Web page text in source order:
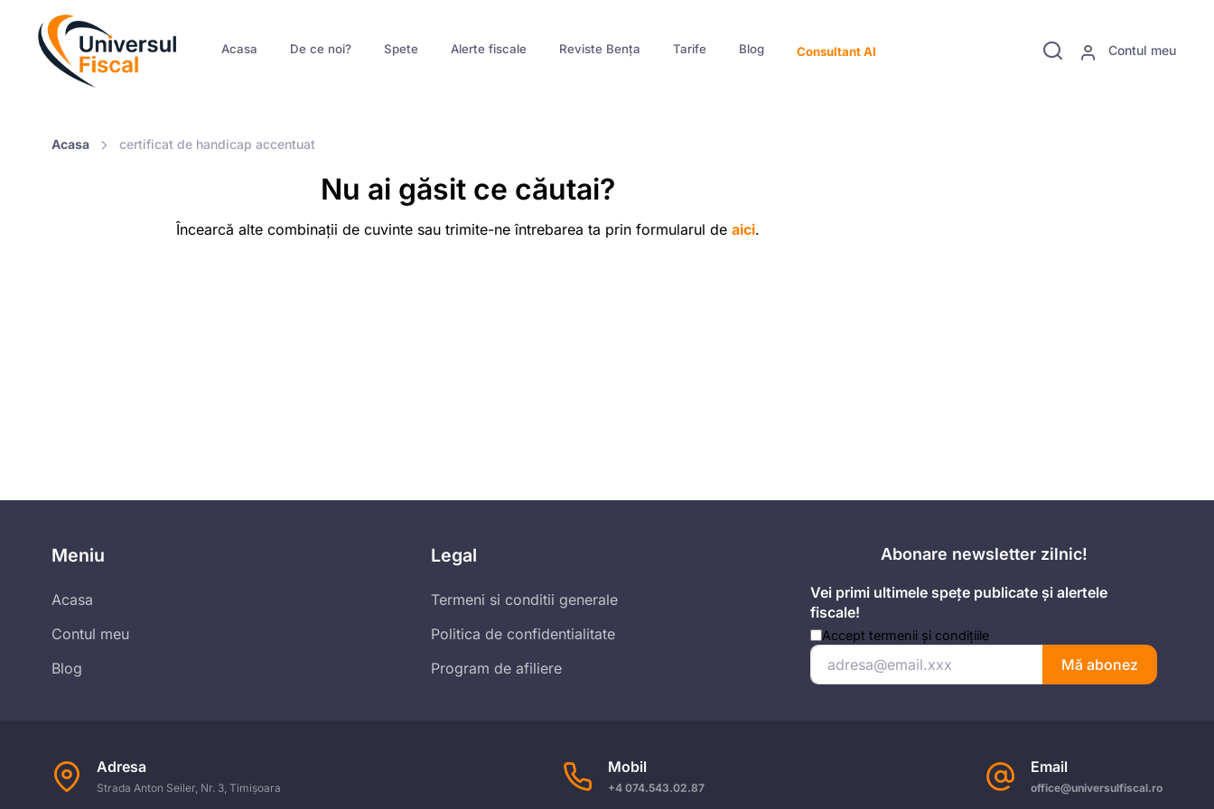
Contul meu
Acasa De ce noi? Spete Alerte fiscale Reviste Bența Tarife Blog Consultant AI
Acasa certificat de handicap accentuat
Nu ai găsit ce căutai?
Încearcă alte combinații de cuvinte sau trimite-ne întrebarea ta prin formularul de aici.
Meniu
Acasa
Contul meu
Blog
Legal
Termeni si conditii generale
Politica de confidentialitate
Program de afiliere
Abonare newsletter zilnic!
Vei primi ultimele spețe publicate și alertele
fiscale!
Accept termenii și condițiile
Mă abonez
Adresa
Strada Anton Seiler, Nr. 3, Timișoara
Mobil
+4 074.543.02.87
Email
office@universulfiscal.ro